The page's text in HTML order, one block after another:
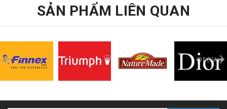
SẢN PHẨM LIÊN QUAN
prev